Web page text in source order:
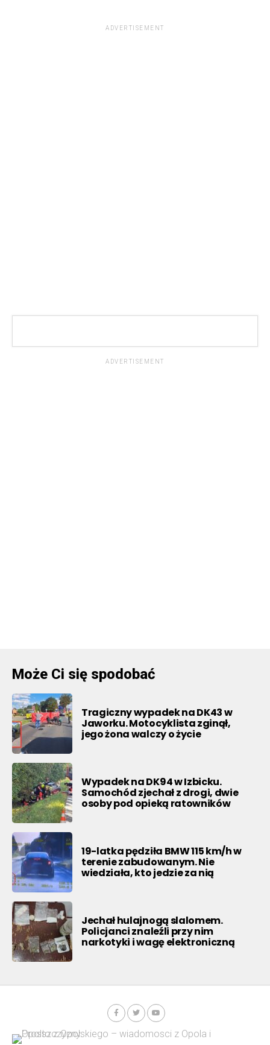
ADVERTISEMENT
ADVERTISEMENT
Może Ci się spodobać
Tragiczny wypadek na DK43 w
Jaworku. Motocyklista zginął,
jego żona walczy o życie
Wypadek na DK94 w Izbicku.
Samochód zjechał z drogi, dwie
osoby pod opieką ratowników
19-latka pędziła BMW 115 km/h w
terenie zabudowanym. Nie
wiedziała, kto jedzie za nią
Jechał hulajnogą slalomem.
Policjanci znaleźli przy nim
narkotyki i wagę elektroniczną